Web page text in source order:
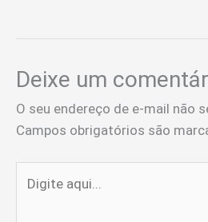
Deixe um
O seu endereço de e-mail não
Campos obrigatórios são
aqui...